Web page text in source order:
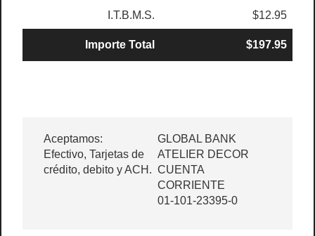
I.T.B.M.S. $12.95
Importe Total $197.95
Aceptamos:
Efectivo, Tarjetas de
crédito, debito y ACH.
GLOBAL BANK
ATELIER DECOR
CUENTA
CORRIENTE
01-101-23395-0